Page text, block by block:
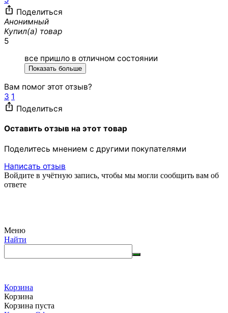
Поделиться
Анонимный
Купил(а) товар
5
все пришло в отличном состоянии
Показать больше
Вам помог этот отзыв?
3 1
Поделиться
Оставить отзыв на этот товар
Поделитесь мнением с другими покупателями
Написать отзыв
Войдите в учётную запись, чтобы мы могли сообщить вам об
ответе
Меню
Найти
Корзина
Корзина
Корзина пуста